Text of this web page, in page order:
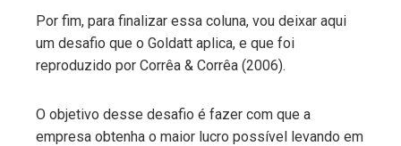
Por fim, para finalizar essa coluna, vou deixar aqui
um desafio que o Goldatt aplica, e que foi
reproduzido por Corrêa & Corrêa (2006).
O objetivo desse desafio é fazer com que a
empresa obtenha o maior lucro possível levando em